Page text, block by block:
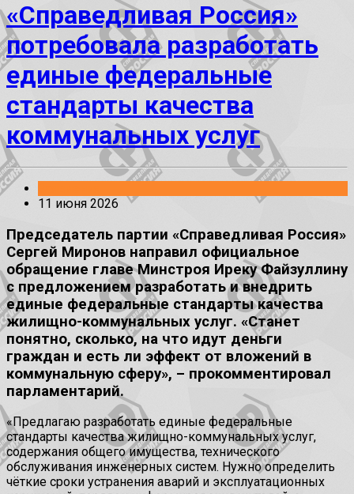
«Справедливая Россия»
потребовала разработать
единые федеральные
стандарты качества
коммунальных услуг
11 июня 2026
Председатель партии «Справедливая Россия»
Сергей Миронов направил официальное
обращение главе Минстроя Иреку Файзуллину
с предложением разработать и внедрить
единые федеральные стандарты качества
жилищно-коммунальных услуг. «Станет
понятно, сколько, на что идут деньги
граждан и есть ли эффект от вложений в
коммунальную сферу», – прокомментировал
парламентарий.
«Предлагаю разработать единые федеральные
стандарты качества жилищно-коммунальных услуг,
содержания общего имущества, технического
обслуживания инженерных систем. Нужно определить
чёткие сроки устранения аварий и эксплуатационных